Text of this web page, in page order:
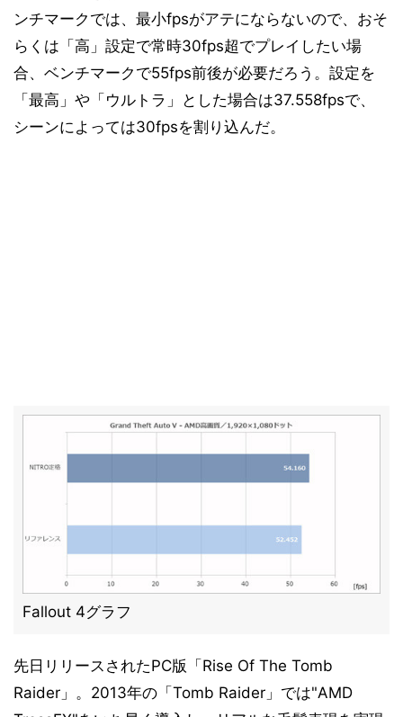
ンチマークでは、最小fpsがアテにならないので、おそ
らくは「高」設定で常時30fps超でプレイしたい場
合、ベンチマークで55fps前後が必要だろう。設定を
「最高」や「ウルトラ」とした場合は37.558fpsで、
シーンによっては30fpsを割り込んだ。
Fallout 4グラフ
先日リリースされたPC版「Rise Of The Tomb
Raider」。2013年の「Tomb Raider」では"AMD